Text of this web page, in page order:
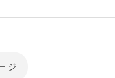
ジ